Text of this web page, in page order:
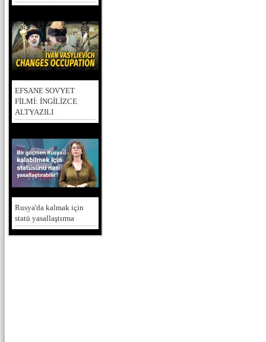
EFSANE SOVYET
FİLMİ: İNGİLİZCE
ALTYAZILI
Rusya'da kalmak için
statü yasallaştırma